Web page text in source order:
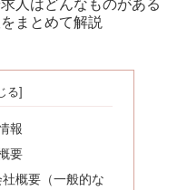
人はどんなものがある
まとめて解説
報
要
概要（一般的な